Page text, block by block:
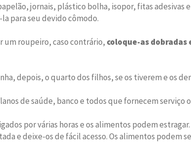
jornais, plástico bolha, isopor, fitas adesivas
para seu devido cômodo.
um roupeiro, caso contrário, coloque-as dobradas
depois, o quarto dos filhos, se os tiverem e os
de saúde, banco e todos que fornecem serviço
por várias horas e os alimentos podem estragar.
e deixe-os de fácil acesso. Os alimentos podem